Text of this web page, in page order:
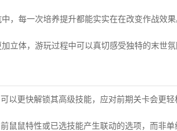
，每一次培养提升都能实实在在改变作战效果
立体，游玩过程中可以真切感受独特的末世氛
以更快解锁其高级技能，应对前期关卡会更轻
鼠鼠特性或已选技能产生联动的选项，而非单